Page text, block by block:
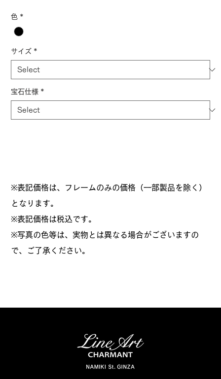
色 *
サイズ *
宝石仕様 *
※表記価格は、フレームのみの価格（一部製品を除く）
となります。
​※表記価格は税込です。
※写真の色等は、実物とは異なる場合がございますの
で、ご了承ください。